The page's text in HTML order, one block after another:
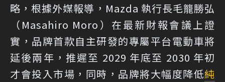
略，根據外媒報導，Mazda 執行長毛籠勝弘
（Masahiro Moro）在最新財報會議上證
實，品牌首款自主研發的專屬平台電動車將
延後兩年，推遲至 2029 年底至 2030 年初
才會投入市場，同時，品牌將大幅度降低純